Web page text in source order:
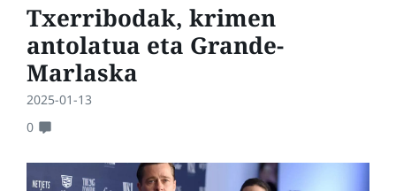
Txerribodak, krimen
antolatua eta Grande-
Marlaska
2025-01-13
0